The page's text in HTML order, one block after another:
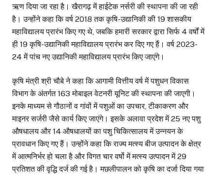
ऋण दिया जा रहा है। खैरागढ़ में हाईटेक नर्सरी की स्थापना की जा रही
है। उन्होंने कहा कि वर्ष 2018 तक कृषि-उद्यानिकी की 19 शासकीय
महाविद्यालय प्रारंभ किए गए थे, जबकि हमारी सरकार द्वारा सिर्फ 4 वर्षों में
ही 19 कृषि-उद्यानिकी महाविद्यालय प्रारंभ कर दिए गए हैं। वर्ष 2023-
24 में पांच नए उद्यानिकी महाविद्यालय प्रारंभ किए जाएंगे।
कृषि मंत्री श्री चौबे ने कहा कि आगामी वित्तीय वर्ष में पशुधन विकास
विभाग के अंतर्गत 163 मोबाइल वेटनरी यूनिट की स्थापना की जाएगी।
इनके माध्यम से गौठानों व गांवों में पशुओं का उपचार, टीकाकरण और
माइनर सर्जरी जैसे कार्य किए जाएंगे। इसके अलावा प्रदेश में 25 नए पशु
औषधालय और 14 औषधालयों का पशु चिकित्सालय में उन्नयन के
प्रावधान किए गए हैं। उन्होंने कहा कि राज्य मत्स्य बीज उत्पादन के क्षेत्र
में आत्मनिर्भर हो चला है और विगत चार वर्षो में मत्स्य उत्पादन में 29
प्रतिशत की वृद्धि दर्ज की गई है। मछलीपालन को कृषि का दर्जा दिया गया